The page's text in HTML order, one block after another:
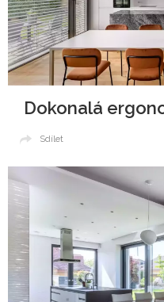
Dokonalá
Sdílet